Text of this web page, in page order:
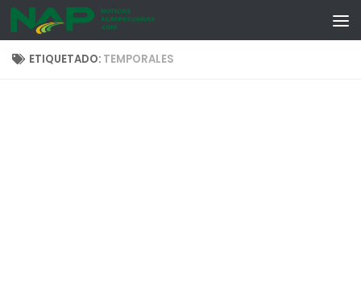
Skip to content
ETIQUETADO: TEMPORALES